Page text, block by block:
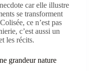
car elle illustre
se transforment
ce n’est pas
c’est aussi un
les récits.
grandeur nature